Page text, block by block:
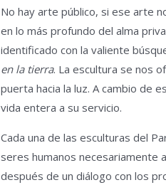
No hay arte público, si ese arte
en lo más profundo del alma
identificado con la valiente
en la tierra. La escultura se nos
puerta hacia la luz. A cambio de
vida entera a su servicio.
Cada una de las esculturas del
seres humanos necesariamente
después de un diálogo con los